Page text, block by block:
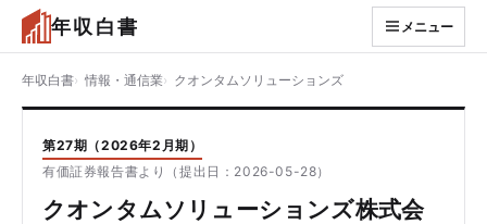
年収白書 メニュー
年収白書 情報・通信業 クオンタムソリューションズ
第27期（2026年2月期）
有価証券報告書より（提出日：2026-05-28）
クオンタムソリューションズ株式会